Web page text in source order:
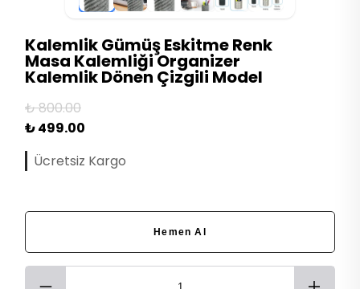
Kalemlik Gümüş Eskitme Renk
Masa Kalemliği Organizer
Kalemlik Dönen Çizgili Model
₺ 800.00
₺ 499.00
Ücretsiz Kargo
Hemen Al